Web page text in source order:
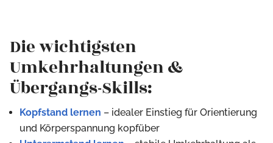
Die wichtigsten
Umkehrhaltungen &
Übergangs-Skills:
Kopfstand lernen – idealer Einstieg für Orientierung
und Körperspannung kopfüber